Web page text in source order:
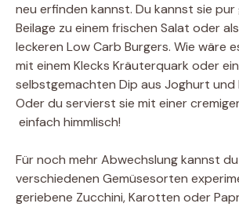
neu erfinden kannst. Du kannst sie pur
Beilage zu einem frischen Salat oder
leckeren Low Carb Burgers. Wie wäre
mit einem Klecks Kräuterquark oder
selbstgemachten Dip aus Joghurt und
Oder du servierst sie mit einer
 einfach himmlisch!
Für noch mehr Abwechslung kannst
verschiedenen Gemüsesorten
geriebene Zucchini, Karotten oder